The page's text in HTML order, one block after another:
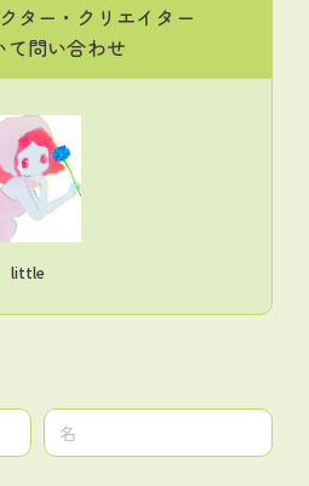
ター・クリエイター
て問い合わせ
little